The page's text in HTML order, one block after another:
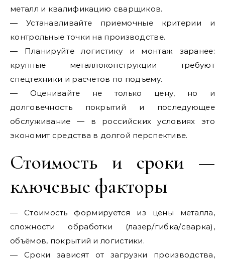
металл и квалификацию сварщиков.
— Устанавливайте приемочные критерии и
контрольные точки на производстве.
— Планируйте логистику и монтаж заранее:
крупные металлоконструкции требуют
спецтехники и расчетов по подъему.
— Оценивайте не только цену, но и
долговечность покрытий и последующее
обслуживание — в российских условиях это
экономит средства в долгой перспективе.
Стоимость и сроки —
ключевые факторы
— Стоимость формируется из цены металла,
сложности обработки (лазер/гибка/сварка),
объёмов, покрытий и логистики.
— Сроки зависят от загрузки производства,